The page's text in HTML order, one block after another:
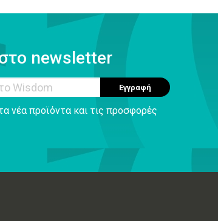
newsletter
Wisdom Εγγραφή
νέα προϊόντα και τις προσφορές